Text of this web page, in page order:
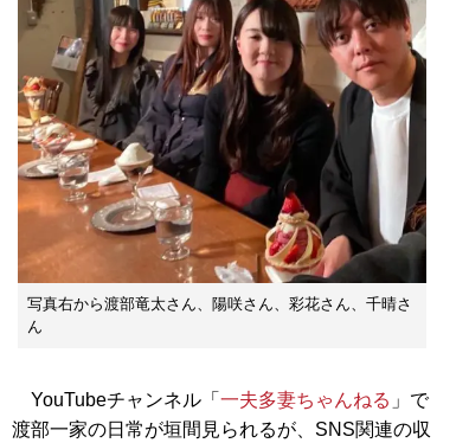
写真右から渡部竜太さん、陽咲さん、彩花さん、千晴さ
ん
YouTubeチャンネル「 一夫多妻ちゃんねる 」で
渡部一家の日常が垣間見られるが、SNS関連の収